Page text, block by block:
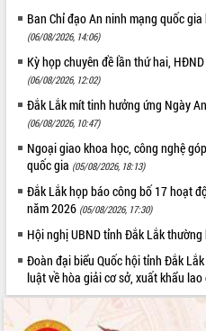
Ban Chỉ đạo An ninh mạng quốc
(06/08/2026, 14:06)
Kỳ họp chuyên đề lần thứ hai,
(06/08/2026, 12:02)
Đắk Lắk mít tinh hưởng ứng Ngày
(06/08/2026, 10:47)
Ngoại giao khoa học, công nghệ
quốc gia (05/08/2026, 18:13)
Đắk Lắk họp báo công bố 17 hoạt
năm 2026 (05/08/2026, 17:30)
Hội nghị UBND tỉnh Đắk Lắk
Đoàn đại biểu Quốc hội tỉnh Đắk
luật về hòa giải cơ sở, xuất khẩu